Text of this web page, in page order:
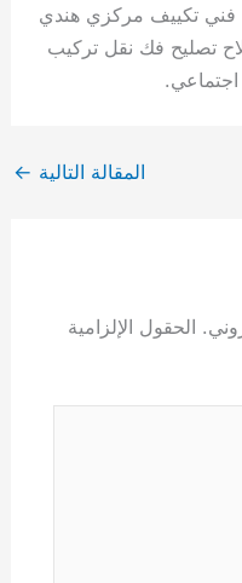
فني تكييف مركزي هندي
تصليح فك نقل تركيب
المقالة التالية ←
الحقول الإلزامية